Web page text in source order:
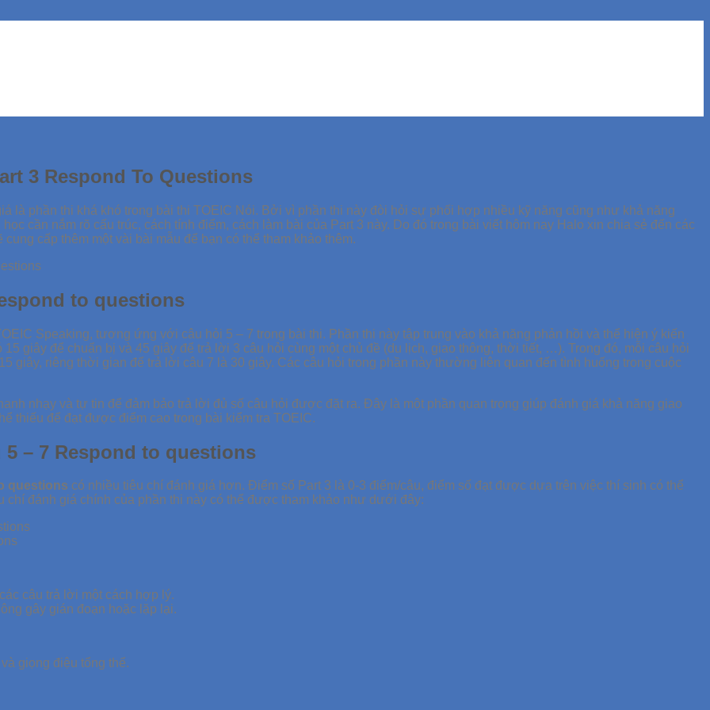
3 Respond To Questions
là phần thi khá khó trong bài thi TOEIC Nói. Bởi vì phần thi này đòi hỏi sự phối hợp nhiều kỹ năng cũng như khả năng
cần nắm rõ cấu trúc, cách tính điểm, cách làm bài của Part 3 này. Do đó trong bài viết hôm nay Halo xin chia sẻ đến các
cấp thêm một vài bài mẫu để bạn có thể tham khảo thêm.
to questions
Speaking, tương ứng với câu hỏi 5 – 7 trong bài thi. Phần thi này tập trung vào khả năng phản hồi và thể hiện ý kiến
giây để chuẩn bị và 45 giây để trả lời 3 câu hỏi cùng một chủ đề (du lịch, giao thông, thời tiết, …). Trong đó, mỗi câu hỏi
giây, riêng thời gian để trả lời câu 7 là 30 giây. Các câu hỏi trong phần này thường liên quan đến tình huống trong cuộc
nhạy và tự tin để đảm bảo trả lời đủ số câu hỏi được đặt ra. Đây là một phần quan trọng giúp đánh giá khả năng giao
thiếu để đạt được điểm cao trong bài kiểm tra TOEIC.
– 7 Respond to questions
questions có nhiều tiêu chí đánh giá hơn. Điểm số Part 3 là 0-3 điểm/câu, điểm số đạt được dựa trên việc thí sinh có thể
đánh giá chính của phần thi này có thể được tham khảo như dưới đây:
câu trả lời một cách hợp lý.
gây gián đoạn hoặc lặp lại.
giọng điệu tổng thể.